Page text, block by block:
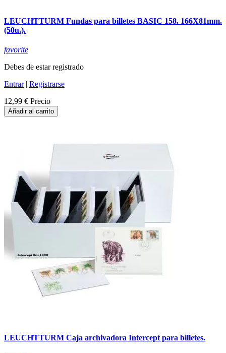
LEUCHTTURM Fundas para billetes BASIC 158. 166X81mm.
(50u.).
favorite
Debes de estar registrado
Entrar| Registrarse
12,99 € Precio
Añadir al carrito
LEUCHTTURM Caja archivadora Intercept para billetes.